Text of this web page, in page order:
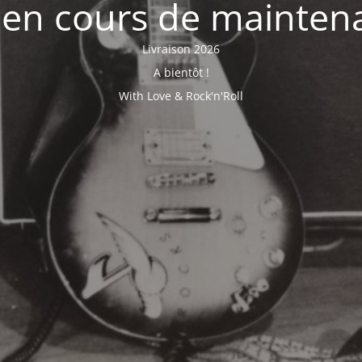
cours de
Livraison 2026
A bientôt !
With Love & Rock'n'Roll